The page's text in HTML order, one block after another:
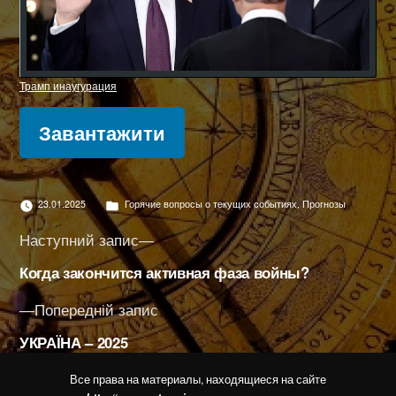
Трамп инаугурация
Завантажити
23.01.2025
Опубліковано
в
Горячие вопросы о текущих событиях,Прогнозы
Навігація
записів
Попередній записПопередній
запис:
УКРАЇНА – 2025
Наступний запис
Наступний
запис:
Когда закончится активная фаза войны?
Все права на материалы, находящиеся на сайте